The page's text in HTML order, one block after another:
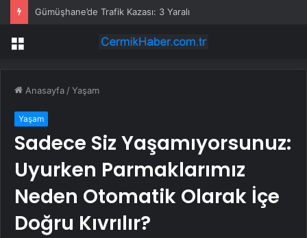
Gümüşhane’de Trafik Kazası: 3 Yaralı
Menü
Anasayfa /Yaşam
Yaşam
Sadece Siz Yaşamıyorsunuz:
Uyurken Parmaklarımız
Neden Otomatik Olarak İçe
Doğru Kıvrılır?